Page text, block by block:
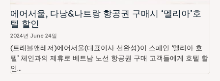
에어서울, 다낭&나트랑 항공권 구매시 ‘멜리아’호
텔 할인
2024년 June 24일
(트래블앤레저)에어서울(대표이사 선완성)이 스페인 ‘멜리아 호
텔’ 체인과의 제휴로 베트남 노선 항공권 구매 고객들에게 호텔 할
인...